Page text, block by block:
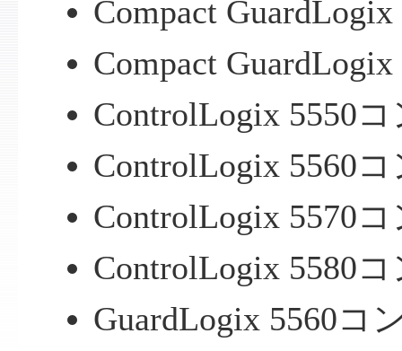
Compact
Compact
ControlLogix 5550
ControlLogix 5560
ControlLogix 5570
ControlLogix 5580
GuardLogix 5560コ